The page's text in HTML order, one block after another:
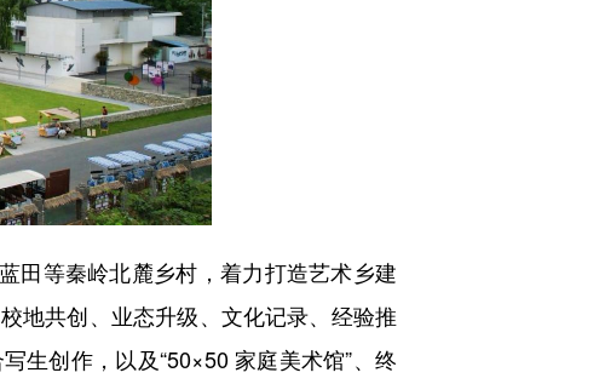
等秦岭北麓乡村，着力打造艺术乡建
地共创、业态升级、文化记录、经验推
生创作，以及“50×50 家庭美术馆”、终